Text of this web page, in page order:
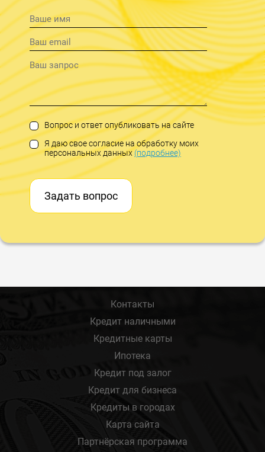
Вопрос и ответ опубликовать на сайте
Я даю свое согласие на обработку моих
персональных данных(подробнее)
Задать вопрос
Контакты
Кредит наличными
Кредитные карты
Ипотека
Кредит под залог
Кредит для бизнеса
Кредиты в городах
Карта сайта
Партнёрская программа